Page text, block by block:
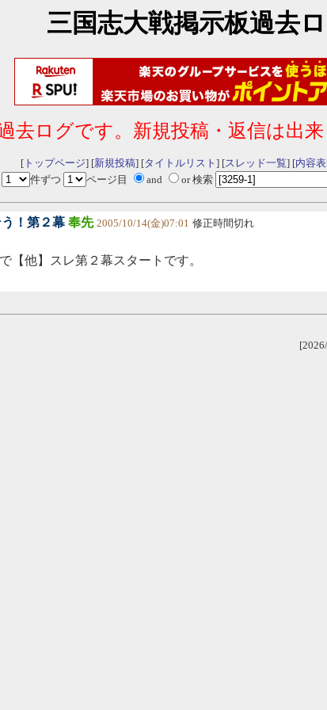
三国志大戦掲示板過去
去ログです。新規投稿・返信は出来
[トップページ] [新規投稿] [タイトルリスト ] [スレッド一覧] [内容
件ずつ
ページ目 and or 検索
！第２幕 奉先 2005/10/14(金)07:01 修正時間切れ
【他】スレ第２幕スタートです。